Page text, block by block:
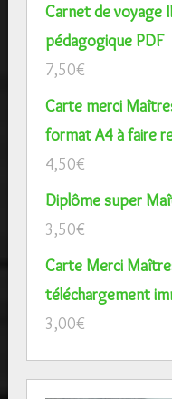
Carnet de voyage
pédagogique PDF
7,50€
Carte merci
format A4 à faire
4,50€
Diplôme super
3,50€
Carte Merci
téléchargement
3,00€